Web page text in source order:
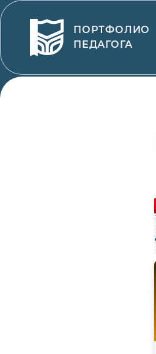
ПОРТФОЛИО
ПЕДАГОГА